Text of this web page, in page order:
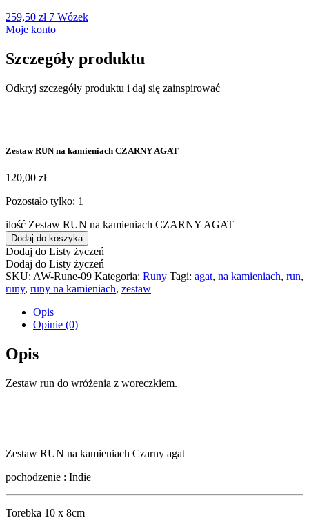
259,50 zł 7 Wózek
Moje konto
Szczegóły produktu
Odkryj szczegóły produktu i daj się zainspirować
Zestaw RUN na kamieniach CZARNY AGAT
120,00 zł
Pozostało tylko: 1
ilość Zestaw RUN na kamieniach CZARNY AGAT
Dodaj do koszyka
Dodaj do Listy życzeń
Dodaj do Listy życzeń
SKU: AW-Rune-09 Kategoria: Runy Tagi: agat, na kamieniach, run,
runy, runy na kamieniach, zestaw
Opis
Opinie (0)
Opis
Zestaw run do wróżenia z woreczkiem.
Zestaw RUN na kamieniach Czarny agat
pochodzenie : Indie
Torebka 10 x 8cm